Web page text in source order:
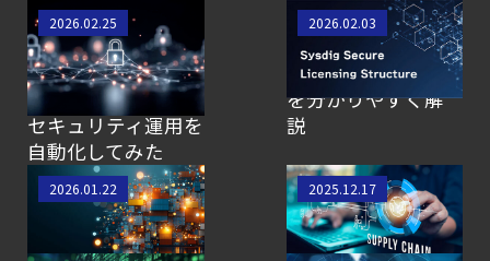
Sysdigで実現する
Kubernetesの
SOAR！新機能
「Automation」で
セキュリティ運用を
自動化してみた
2026.02.25
今のSysdig Secure
はどう選ぶ？現在
のライセンス体系
を分かりやすく解
説
2026.02.03
FIM Policyで可視化
する コンテナ内フ
ァイルの変更
2026.01.22
Sysdigのサプライチ
ェーンポリシーを試
してみる
2025.12.17